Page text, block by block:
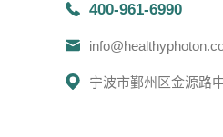
400-961-6990
宁波市鄞州区金源路